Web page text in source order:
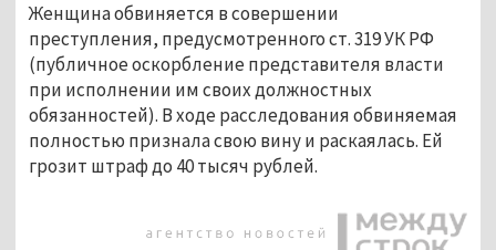
Женщина обвиняется в совершении
преступления, предусмотренного ст. 319 УК РФ
(публичное оскорбление представителя власти
при исполнении им своих должностных
обязанностей). В ходе расследования обвиняемая
полностью признала свою вину и раскаялась. Ей
грозит штраф до 40 тысяч рублей.